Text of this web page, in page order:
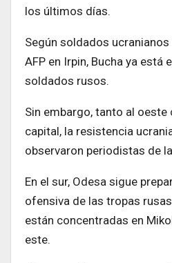
los últimos días.
Según soldados
AFP en Irpin, Bucha ya está
soldados rusos.
Sin embargo, tanto al
capital, la resistencia
observaron periodistas de la
En el sur, Odesa sigue
ofensiva de las tropas
están concentradas en
este.